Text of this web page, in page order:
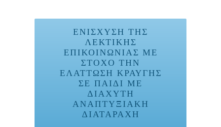
ΕΝΊΣΧΥΣΗ ΤΗΣ
ΛΕΚΤΙΚΉΣ
ΕΠΙΚΟΙΝΩΝΊΑΣ ΜΕ
ΣΤΌΧΟ ΤΗΝ
ΕΛΆΤΤΩΣΗ ΚΡΑΥΓΉΣ
ΣΕ ΠΑΙΔΊ ΜΕ
ΔΙΆΧΥΤΗ
ΑΝΑΠΤΥΞΙΑΚΉ
ΔΙΑΤΑΡΑΧΉ